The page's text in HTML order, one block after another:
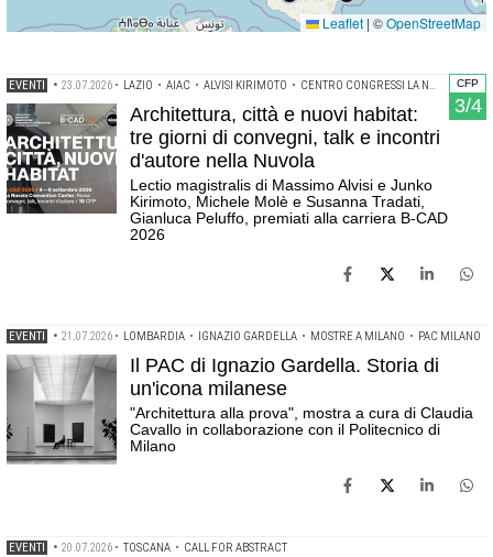
Leaflet | ©OpenStreetMap
CFP
3/4
EVENTI • 23.07.2026 • LAZIO • AIAC • ALVISI KIRIMOTO • CENTRO CONGRESSI LA NUVOLA •
Architettura, città e nuovi habitat:
tre giorni di convegni, talk e incontri
d'autore nella Nuvola
Lectio magistralis di Massimo Alvisi e Junko
Kirimoto, Michele Molè e Susanna Tradati,
Gianluca Peluffo, premiati alla carriera B-CAD
2026
EVENTI • 21.07.2026 • LOMBARDIA • IGNAZIO GARDELLA • MOSTRE A MILANO • PAC MILANO
Il PAC di Ignazio Gardella. Storia di
un'icona milanese
"Architettura alla prova", mostra a cura di Claudia
Cavallo in collaborazione con il Politecnico di
Milano
EVENTI • 20.07.2026 • TOSCANA • CALL FOR ABSTRACT